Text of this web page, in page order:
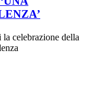
celebrazione della